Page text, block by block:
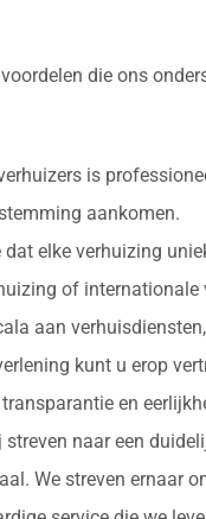
die ons
is
aankomen.
dat elke verhuizing
of
aan
kunt u erop
en
naar een
We streven ernaar